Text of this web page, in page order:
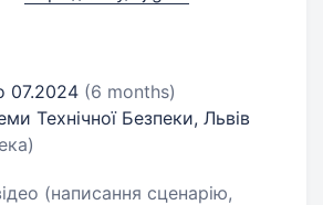
07.2024 (6 months)
Технічної Безпеки, Львів
(написання сценарію,